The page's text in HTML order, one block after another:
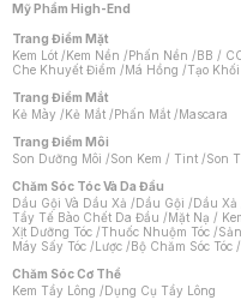
Mỹ Phẩm High-End
Trang Điểm Mặt
Kem Lót /Kem Nền /Phấn Nền /BB /
Che Khuyết Điểm /Má Hồng /Tạo
Trang Điểm Mắt
Kẻ Mày /Kẻ Mắt /Phấn Mắt /Mascara
Trang Điểm Môi
Son Dưỡng Môi /Son Kem / Tint /Son
Chăm Sóc Tóc Và Da Đầu
Dầu Gội Và Dầu Xả /Dầu Gội /Dầu Xả
Tẩy Tế Bào Chết Da Đầu /Mặt Nạ /
Xịt Dưỡng Tóc /Thuốc Nhuộm Tóc /
Máy Sấy Tóc /Lược /Bộ Chăm Sóc Tóc /
Chăm Sóc Cơ Thể
Kem Tẩy Lông /Dụng Cụ Tẩy Lông